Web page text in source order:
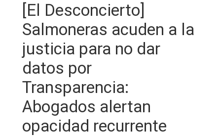
[El Desconcierto]
Salmoneras acuden a la
justicia para no dar
datos por
Transparencia:
Abogados alertan
opacidad recurrente